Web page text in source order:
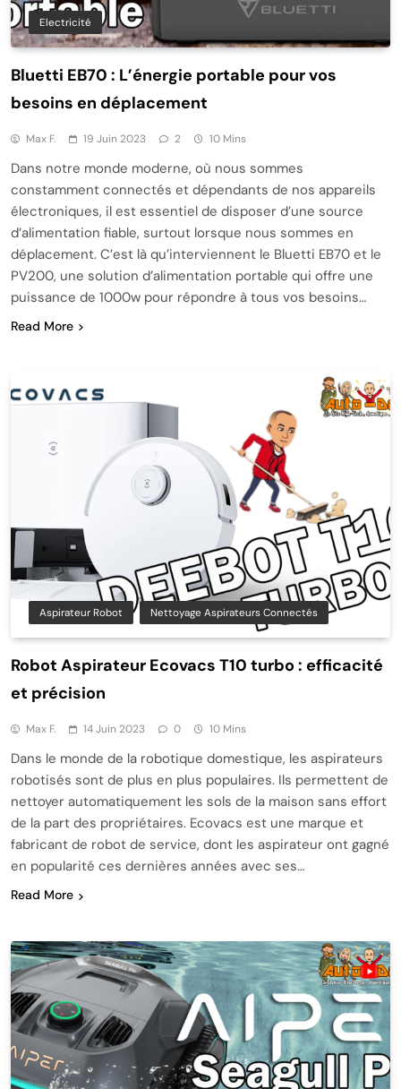
Electricité
Bluetti EB70 : L’énergie portable pour vos
besoins en déplacement
Max F. 19 Juin 2023 2 10 Mins
Dans notre monde moderne, où nous sommes
constamment connectés et dépendants de nos appareils
électroniques, il est essentiel de disposer d’une source
d’alimentation fiable, surtout lorsque nous sommes en
déplacement. C’est là qu’interviennent le Bluetti EB70 et le
PV200, une solution d’alimentation portable qui offre une
puissance de 1000w pour répondre à tous vos besoins…
Read More
Aspirateur Robot Nettoyage Aspirateurs Connectés
Robot Aspirateur Ecovacs T10 turbo : efficacité
et précision
Max F. 14 Juin 2023 0 10 Mins
Dans le monde de la robotique domestique, les aspirateurs
robotisés sont de plus en plus populaires. Ils permettent de
nettoyer automatiquement les sols de la maison sans effort
de la part des propriétaires. Ecovacs est une marque et
fabricant de robot de service, dont les aspirateur ont gagné
en popularité ces dernières années avec ses…
Read More